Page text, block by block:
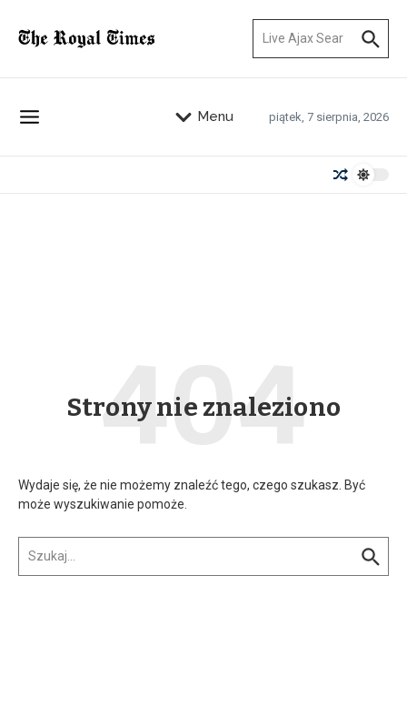
Menu piątek, 7 sierpnia, 2026
Strony nie znaleziono
Wydaje się, że nie możemy znaleźć tego, czego szukasz. Być
może wyszukiwanie pomoże.